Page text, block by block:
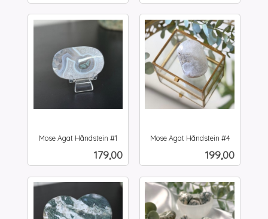
Mose Agat Håndstein #1
Pris
179,00
Mose Agat Håndstein #4
Pris
199,00